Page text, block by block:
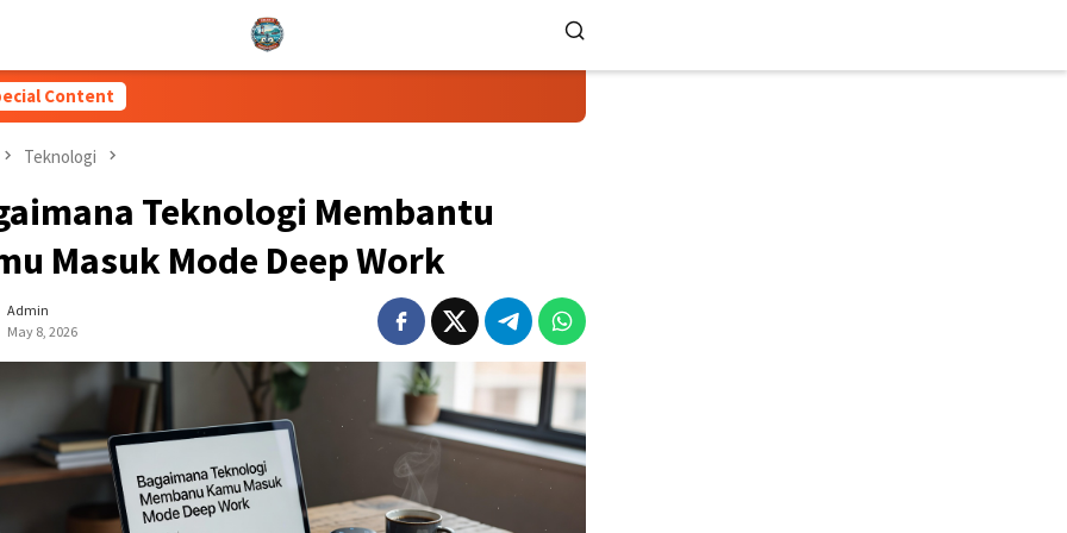
Content
Teknologi
Teknologi Membantu
Masuk Mode Deep Work
Admin
May 8, 2026